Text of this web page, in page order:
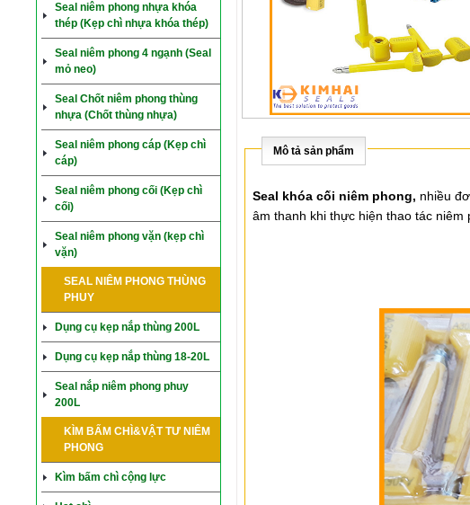
Seal niêm phong nhựa khóa
thép (Kẹp chì nhựa khóa thép)
Seal niêm phong 4 ngạnh (Seal
mỏ neo)
Seal Chốt niêm phong thùng
nhựa (Chốt thùng nhựa)
Seal niêm phong cáp (Kẹp chì
cáp)
Seal niêm phong cối (Kẹp chì
cối)
Seal niêm phong vặn (kẹp chì
vặn)
SEAL NIÊM PHONG THÙNG
PHUY
Dụng cụ kẹp nắp thùng 200L
Dụng cụ kẹp nắp thùng 18-20L
Seal nắp niêm phong phuy
200L
KÌM BẤM CHÌ&VẬT TƯ NIÊM
PHONG
Kìm bấm chì cộng lực
Mô tả sản phẩm
Seal khóa cối niêm phong, nhiều
âm thanh khi thực hiện thao tác niêm